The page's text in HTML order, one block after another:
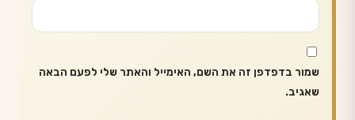
שמור בדפדפן זה את השם, האימייל והאתר שלי לפעם הבאה
שאגיב.